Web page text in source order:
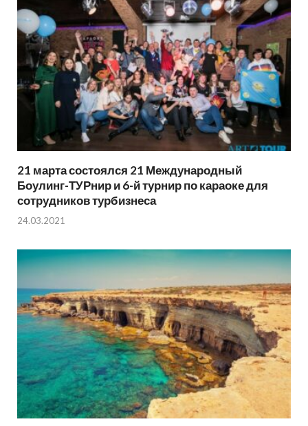
21 марта состоялся 21 Международный
Боулинг-ТУРнир и 6-й турнир по караоке для
сотрудников турбизнеса
24.03.2021